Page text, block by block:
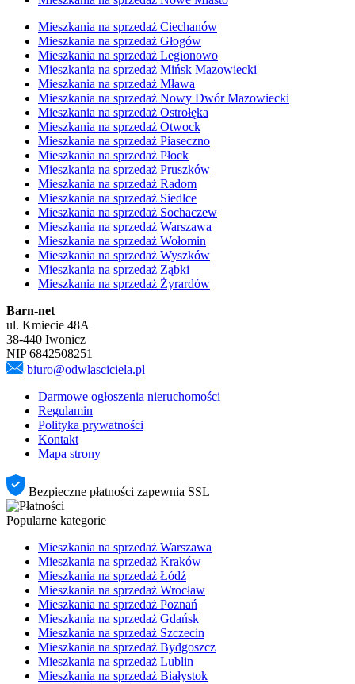
Mieszkania na sprzedaż Ciechanów
Mieszkania na sprzedaż Głogów
Mieszkania na sprzedaż Legionowo
Mieszkania na sprzedaż Mińsk Mazowiecki
Mieszkania na sprzedaż Mława
Mieszkania na sprzedaż Nowy Dwór Mazowiecki
Mieszkania na sprzedaż Ostrołęka
Mieszkania na sprzedaż Otwock
Mieszkania na sprzedaż Piaseczno
Mieszkania na sprzedaż Płock
Mieszkania na sprzedaż Pruszków
Mieszkania na sprzedaż Radom
Mieszkania na sprzedaż Siedlce
Mieszkania na sprzedaż Sochaczew
Mieszkania na sprzedaż Warszawa
Mieszkania na sprzedaż Wołomin
Mieszkania na sprzedaż Wyszków
Mieszkania na sprzedaż Ząbki
Mieszkania na sprzedaż Żyrardów
Barn-net
ul. Kmiecie 48A
38-440 Iwonicz
NIP 6842508251
biuro@odwlasciciela.pl
Darmowe ogłoszenia nieruchomości
Regulamin
Polityka prywatności
Kontakt
Mapa strony
Bezpieczne płatności zapewnia SSL
Popularne kategorie
Mieszkania na sprzedaż Warszawa
Mieszkania na sprzedaż Kraków
Mieszkania na sprzedaż Łódź
Mieszkania na sprzedaż Wrocław
Mieszkania na sprzedaż Poznań
Mieszkania na sprzedaż Gdańsk
Mieszkania na sprzedaż Szczecin
Mieszkania na sprzedaż Bydgoszcz
Mieszkania na sprzedaż Lublin
Mieszkania na sprzedaż Białystok